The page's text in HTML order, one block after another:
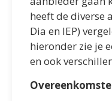
heeft de diverse
Dia en IEP)
hieronder zie je
en ook